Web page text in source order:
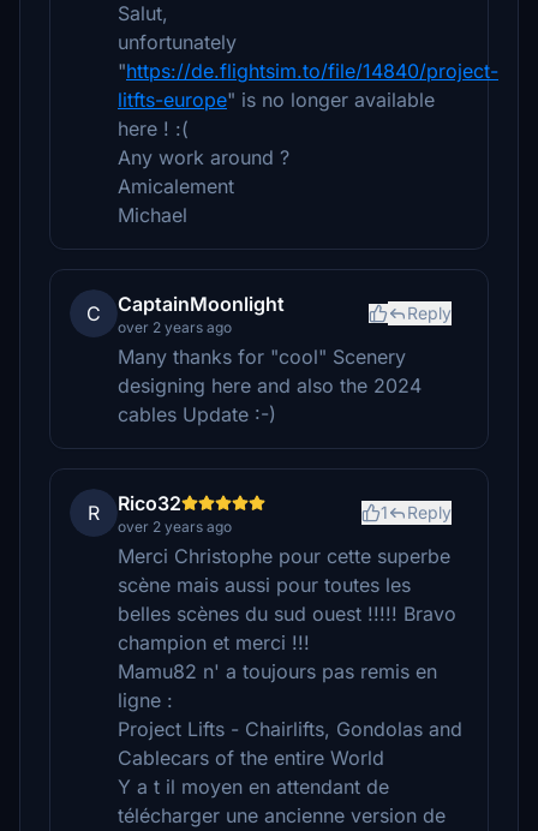
Salut,
unfortunately
"https://de.flightsim.to/file/14840/project-
litfts-europe" is no longer available
here ! :(
Any work around ?
Amicalement
Michael
C CaptainMoonlight
over 2 years ago
Reply
Many thanks for "cool" Scenery
designing here and also the 2024
cables Update :-)
R Rico32
over 2 years ago
1 Reply
Merci Christophe pour cette superbe
scène mais aussi pour toutes les
belles scènes du sud ouest !!!!! Bravo
champion et merci !!!
Mamu82 n' a toujours pas remis en
ligne :
Project Lifts - Chairlifts, Gondolas and
Cablecars of the entire World
Y a t il moyen en attendant de
télécharger une ancienne version de